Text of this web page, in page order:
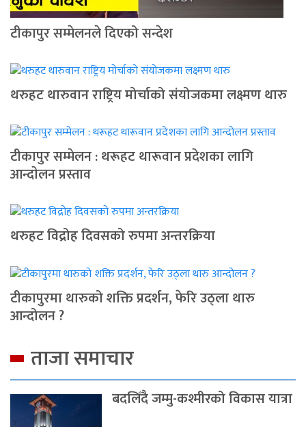
टीकापुर सम्मेलनले दिएको सन्देश
थरुहट थारुवान राष्ट्रिय मोर्चाको संयोजकमा लक्ष्मण थारु
टीकापुर सम्मेलन : थरूहट थारूवान प्रदेशका लागि
आन्दाेलन प्रस्ताव
थरुहट विद्रोह दिवसको रुपमा अन्तरक्रिया
टीकापुरमा थारुको शक्ति प्रदर्शन, फेरि उठ्ला थारु
आन्दोलन ?
ताजा समाचार
बदलिँदै जम्मु-कश्मीरको विकास यात्रा